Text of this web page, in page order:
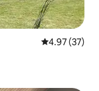
Calificación
4.97 (37)